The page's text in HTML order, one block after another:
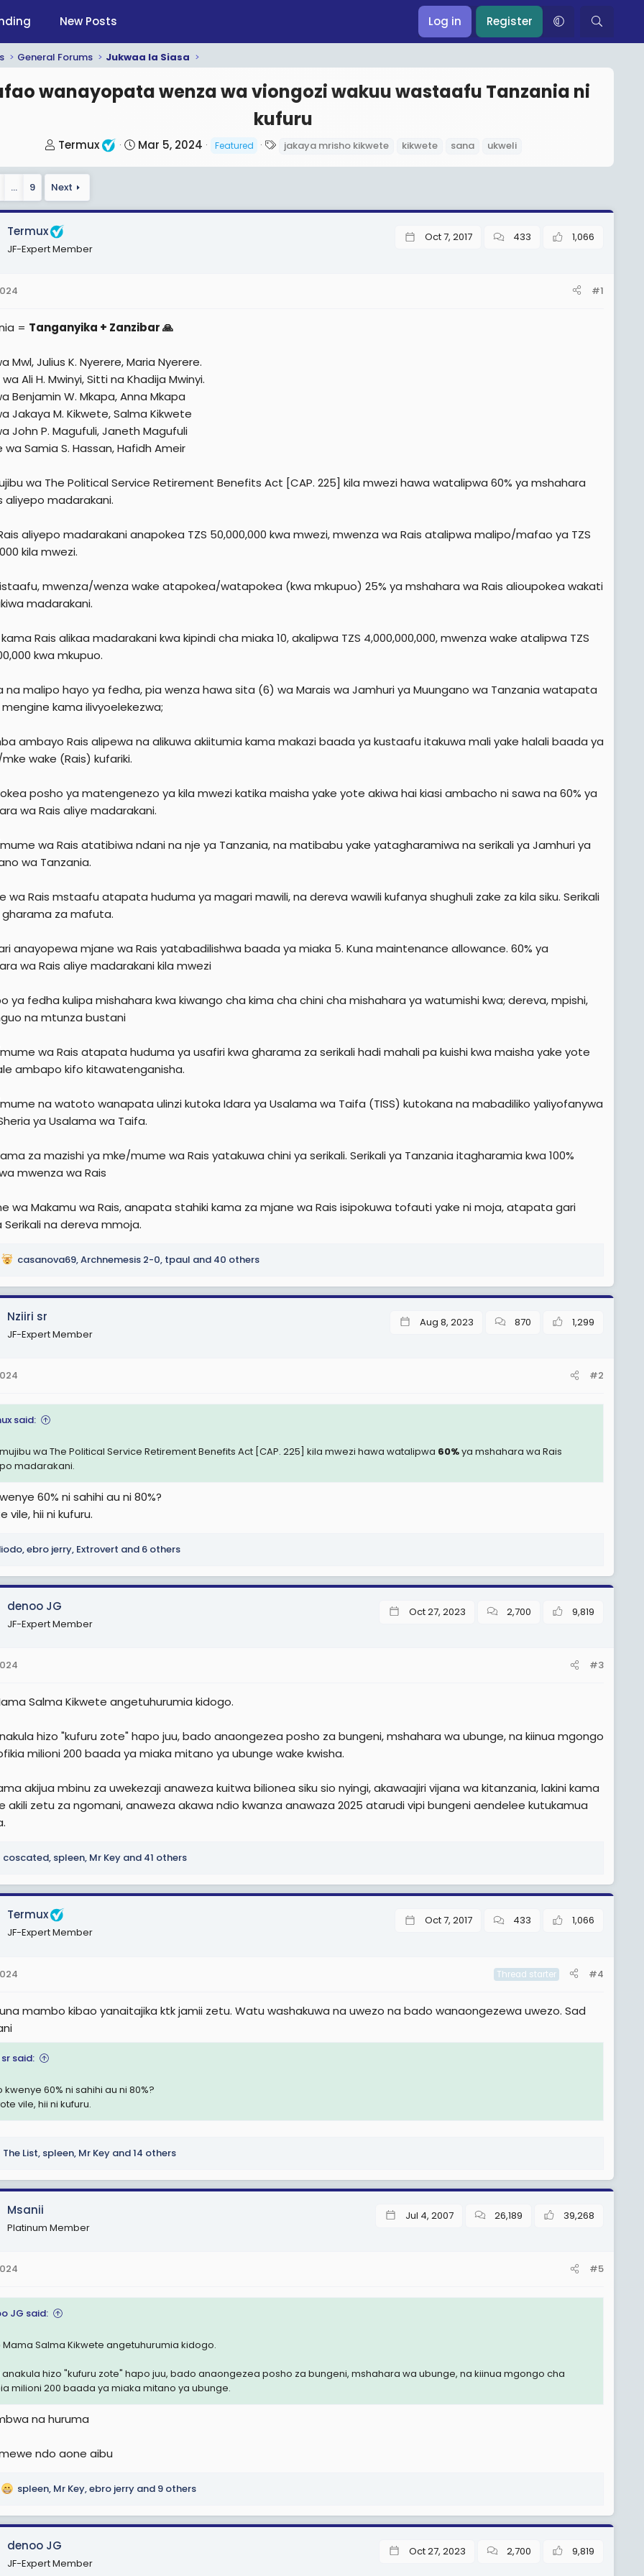
New Posts Log in Register
General Forums Jukwaa la Siasa
wanayopata wenza wa viongozi wakuu wastaafu Tanzania ni
kufuru
T
r
a
d
s
e
Termux
S
t
Mar 5, 2024 Featured jakaya mrisho kikwete kikwete sana ukweli
… 9 Next
Termux
JF-Expert Member
Oct 7, 2017 433 1,066
#1
= Tanganyika + Zanzibar 🙏
Mwl, Julius K. Nyerere, Maria Nyerere.
wa Ali H. Mwinyi, Sitti na Khadija Mwinyi.
Benjamin W. Mkapa, Anna Mkapa
Jakaya M. Kikwete, Salma Kikwete
John P. Magufuli, Janeth Magufuli
wa Samia S. Hassan, Hafidh Ameir
wa The Political Service Retirement Benefits Act [CAP. 225] kila mwezi hawa watalipwa 60% ya mshahara
aliyepo madarakani.
aliyepo madarakani anapokea TZS 50,000,000 kwa mwezi, mwenza wa Rais atalipwa malipo/mafao ya TZS
kila mwezi.
mwenza/wenza wake atapokea/watapokea (kwa mkupuo) 25% ya mshahara wa Rais alioupokea wakati
madarakani.
Rais alikaa madarakani kwa kipindi cha miaka 10, akalipwa TZS 4,000,000,000, mwenza wake atalipwa TZS
kwa mkupuo.
na malipo hayo ya fedha, pia wenza hawa sita (6) wa Marais wa Jamhuri ya Muungano wa Tanzania watapata
kama ilivyoelekezwa;
ambayo Rais alipewa na alikuwa akiitumia kama makazi baada ya kustaafu itakuwa mali yake halali baada ya
wake (Rais) kufariki.
posho ya matengenezo ya kila mwezi katika maisha yake yote akiwa hai kiasi ambacho ni sawa na 60% ya
wa Rais aliye madarakani.
wa Rais atatibiwa ndani na nje ya Tanzania, na matibabu yake yatagharamiwa na serikali ya Jamhuri ya
wa Tanzania.
wa Rais mstaafu atapata huduma ya magari mawili, na dereva wawili kufanya shughuli zake za kila siku. Serikali
gharama za mafuta.
anayopewa mjane wa Rais yatabadilishwa baada ya miaka 5. Kuna maintenance allowance. 60% ya
wa Rais aliye madarakani kila mwezi
ya fedha kulipa mishahara kwa kiwango cha kima cha chini cha mishahara ya watumishi kwa; dereva, mpishi,
na mtunza bustani
wa Rais atapata huduma ya usafiri kwa gharama za serikali hadi mahali pa kuishi kwa maisha yake yote
ambapo kifo kitawatenganisha.
na watoto wanapata ulinzi kutoka Idara ya Usalama wa Taifa (TISS) kutokana na mabadiliko yaliyofanywa
ya Usalama wa Taifa.
za mazishi ya mke/mume wa Rais yatakuwa chini ya serikali. Serikali ya Tanzania itagharamia kwa 100%
mwenza wa Rais
wa Makamu wa Rais, anapata stahiki kama za mjane wa Rais isipokuwa tofauti yake ni moja, atapata gari
Serikali na dereva mmoja.
casanova69,Archnemesis 2-0, tpaul and 40 others
Nziiri sr
JF-Expert Member
Aug 8, 2023 870 1,299
#2
said:
wa The Political Service Retirement Benefits Act [CAP. 225] kila mwezi hawa watalipwa 60%ya mshahara wa Rais
madarakani.
60% ni sahihi au ni 80%?
vile, hii ni kufuru.
,ebro jerry, Extrovert and 6 others
denoo JG
JF-Expert Member
Oct 27, 2023 2,700 9,819
#3
Salma Kikwete angetuhurumia kidogo.
hizo "kufuru zote" hapo juu, bado anaongezea posho za bungeni, mshahara wa ubunge, na kiinua mgongo
milioni 200 baada ya miaka mitano ya ubunge wake kwisha.
akijua mbinu za uwekezaji anaweza kuitwa bilionea siku sio nyingi, akawaajiri vijana wa kitanzania, lakini kama
akili zetu za ngomani, anaweza akawa ndio kwanza anawaza 2025 atarudi vipi bungeni aendelee kutukamua
coscated, spleen, Mr Key and 41 others
Termux
JF-Expert Member
Oct 7, 2017 433 1,066
Thread starter #4
mambo kibao yanaitajika ktk jamii zetu. Watu washakuwa na uwezo na bado wanaongezewa uwezo. Sad
said:
kwenye 60% ni sahihi au ni 80%?
vile, hii ni kufuru.
The List, spleen, Mr Key and 14 others
Msanii
Platinum Member
Jul 4, 2007 26,189 39,268
#5
JG said:
Mama Salma Kikwete angetuhurumia kidogo.
anakula hizo "kufuru zote" hapo juu, bado anaongezea posho za bungeni, mshahara wa ubunge, na kiinua mgongo cha
milioni 200 baada ya miaka mitano ya ubunge.
na huruma
ndo aone aibu
spleen, Mr Key,ebro jerry and 9 others
denoo JG
JF-Expert Member
Oct 27, 2023 2,700 9,819